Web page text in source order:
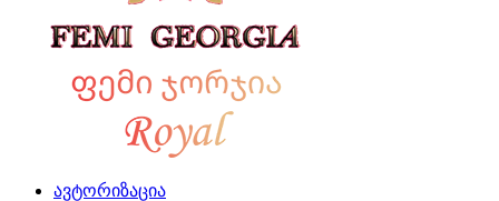
ავტორიზაცია